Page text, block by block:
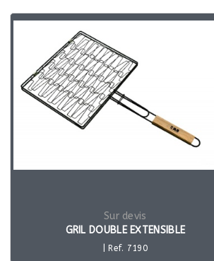
Sur devis
GRIL DOUBLE EXTENSIBLE
| Ref. 7190